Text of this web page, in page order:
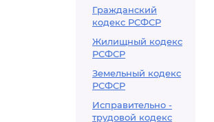
Гражданский
кодекс РСФСР
Жилищный кодекс
РСФСР
Земельный кодекс
РСФСР
Исправительно -
трудовой кодекс